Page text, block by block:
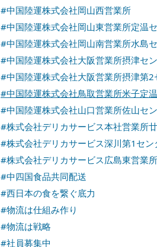
#中国陸運株式会社岡山西営業所
#中国陸運株式会社岡山東営業所定温
#中国陸運株式会社岡山南営業所水島
#中国陸運株式会社大阪営業所摂津セ
#中国陸運株式会社大阪営業所摂津第2
#中国陸運株式会社鳥取営業所米子定
#中国陸運株式会社山口営業所佐山セ
#株式会社デリカサービス本社営業所
#株式会社デリカサービス深川第1セン
#株式会社デリカサービス広島東営業
#中四国食品共同配送
#西日本の食を繋ぐ底力
#物流は仕組み作り
#物流は戦略
#社員募集中